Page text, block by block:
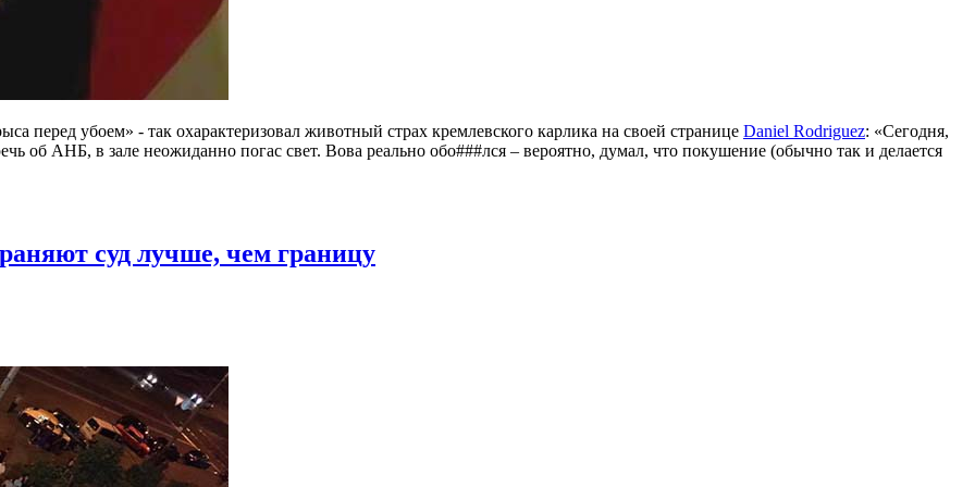
перед убоем» - так охарактеризовал животный страх кремлевского карлика на своей странице Daniel Rodriguez: «Сегодня,
об АНБ, в зале неожиданно погас свет. Вова реально обо###лся – вероятно, думал, что покушение (обычно так и делается
суд лучше, чем границу